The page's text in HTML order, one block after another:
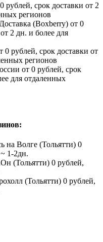
рублей, срок доставки от 2
регионов
(Boxberry) от 0
2 дн. и более для
рублей, срок доставки от
регионов
от 0 рублей, срок
для отдаленных
на Волге (Тольятти) 0
1-2дн.
(Тольятти) 0 рублей,
(Тольятти) 0 рублей,